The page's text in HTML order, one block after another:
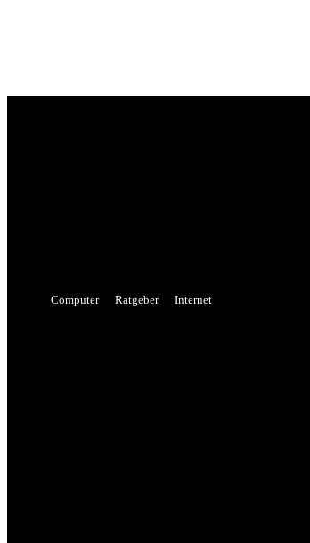
Computer Ratgeber Internet